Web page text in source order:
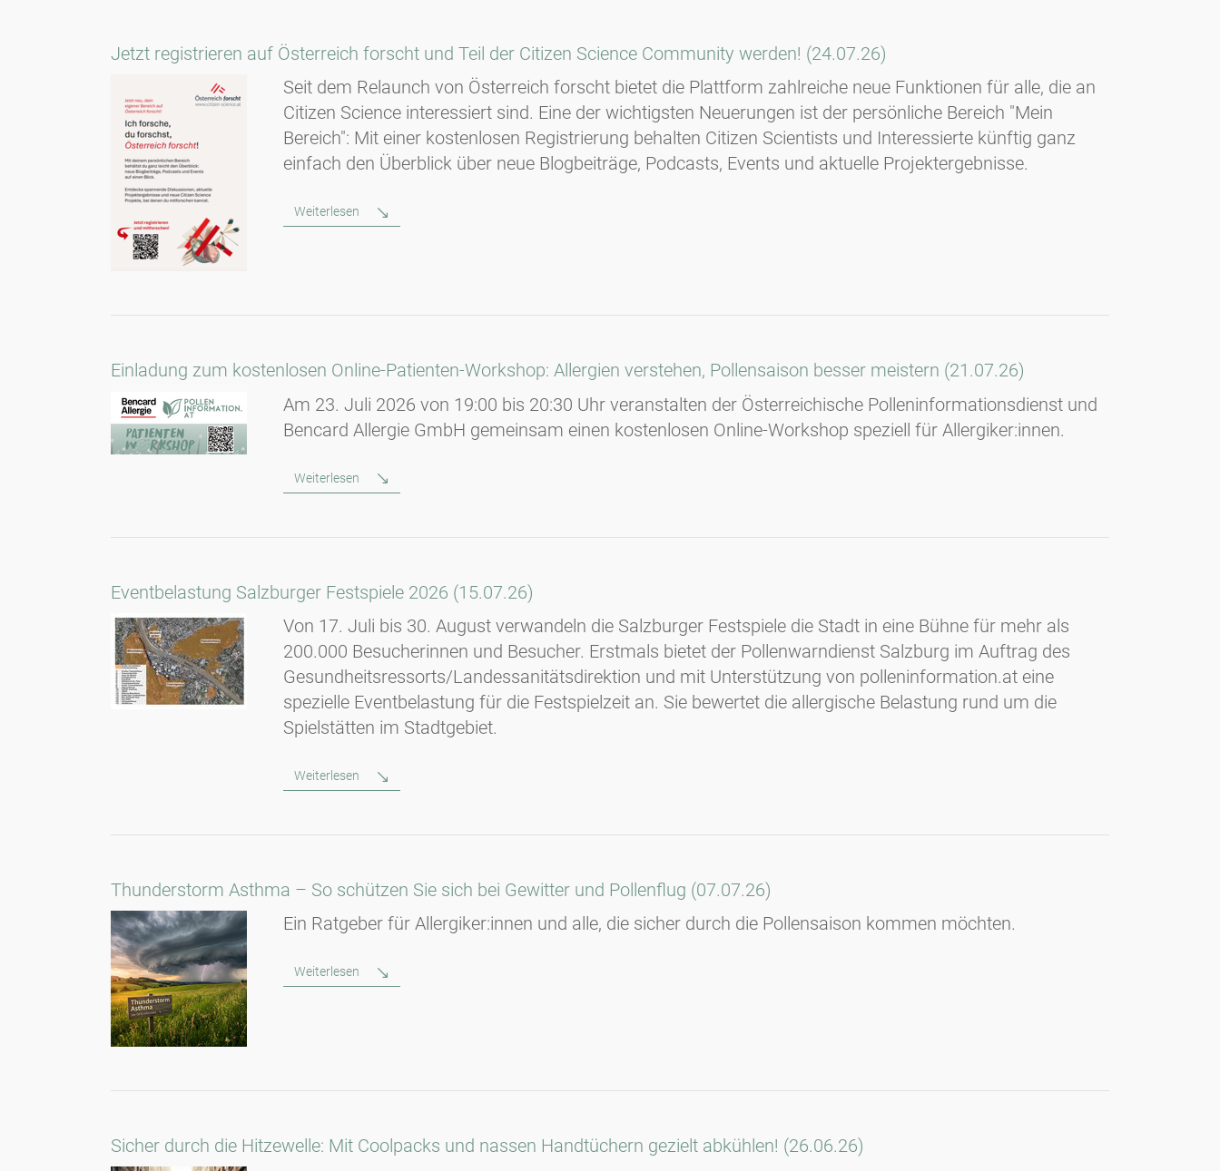
Jetzt registrieren auf Österreich forscht und Teil der Citizen Science Community werden! (24.07.26)
Seit dem Relaunch von Österreich forscht bietet die Plattform zahlreiche neue Funktionen für alle, die an
Citizen Science interessiert sind. Eine der wichtigsten Neuerungen ist der persönliche Bereich "Mein
Bereich": Mit einer kostenlosen Registrierung behalten Citizen Scientists und Interessierte künftig ganz
einfach den Überblick über neue Blogbeiträge, Podcasts, Events und aktuelle Projektergebnisse.
Weiterlesen
Einladung zum kostenlosen Online-Patienten-Workshop: Allergien verstehen, Pollensaison besser meistern (21.07.26)
Am 23. Juli 2026 von 19:00 bis 20:30 Uhr veranstalten der Österreichische Polleninformationsdienst und
Bencard Allergie GmbH gemeinsam einen kostenlosen Online-Workshop speziell für Allergiker:innen.
Weiterlesen
Eventbelastung Salzburger Festspiele 2026 (15.07.26)
Von 17. Juli bis 30. August verwandeln die Salzburger Festspiele die Stadt in eine Bühne für mehr als
200.000 Besucherinnen und Besucher. Erstmals bietet der Pollenwarndienst Salzburg im Auftrag des
Gesundheitsressorts/Landessanitätsdirektion und mit Unterstützung von polleninformation.at eine
spezielle Eventbelastung für die Festspielzeit an. Sie bewertet die allergische Belastung rund um die
Spielstätten im Stadtgebiet.
Weiterlesen
Thunderstorm Asthma – So schützen Sie sich bei Gewitter und Pollenflug (07.07.26)
Ein Ratgeber für Allergiker:innen und alle, die sicher durch die Pollensaison kommen möchten.
Weiterlesen
Sicher durch die Hitzewelle: Mit Coolpacks und nassen Handtüchern gezielt abkühlen! (26.06.26)